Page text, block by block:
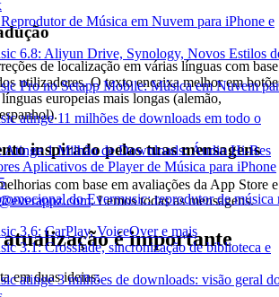
de Música em Nuvem para iPhone e
6.8: Aliyun Drive, Synology, Novos Estilos
Pro no Setapp Mobile: Música em Nuvem
atinge 11 milhões de downloads em todo o
Atinge 1 Milhão de Downloads: Áudio Hi-Res
Aplicativos de Player de Música para iPhone
do Evermusic: reprodutor de música
3.6: CarPlay, VoiceOver e mais
3.1: Crossfade, sincronização de biblioteca e
atinge 3 milhões de downloads: visão geral
de localização em várias línguas com base
utilizadores. O texto encaixa melhor em
europeias mais longas (alemão,
inspirado pelas tuas mensagens
com base em avaliações da App Store e
. Lemos todas as mensagens.
atualização é importante
em duas ideias: